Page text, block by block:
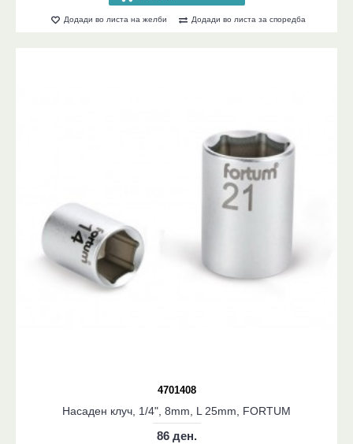
Додади во листа на желби Додади во листа за споредба
4701408
Насаден клуч, 1/4", 8mm, L 25mm, FORTUM
86 ден.